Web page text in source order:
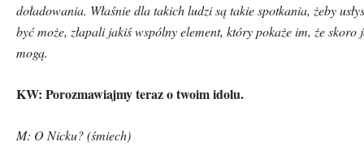
doładowania. Właśnie dla takich ludzi są takie spotkania, żeby
być może, złapali jakiś wspólny element, który pokaże im, że skoro
mogą.
KW: Porozmawiajmy teraz o twoim idolu.
M: O Nicku? (śmiech)